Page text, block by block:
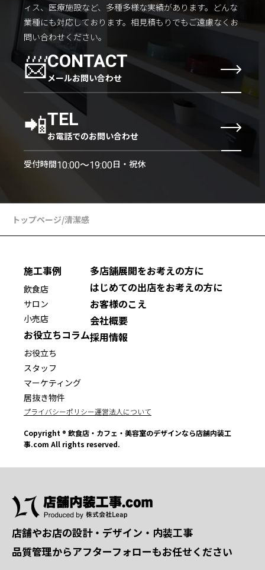
ィス、医療施設など、多種多様な実績があります。 どんな
業種にも対応しております。 相見積もりでもご遠慮なくお
問い合わせください。
📨CONTACT
メールお問い合わせ
📲TEL
お電話でのお問い合わせ
受付時間10:00〜19:00日・祝休
トップページ/清潔感
施工事例
飲食店
サロン
小売店
お役立ちコラム
お役立ち
スタッフ
マーケティング
居抜き物件
多店舗展開をお考えの方に
はじめての出店をお考えの方に
お客様のこえ
会社概要
採用情報
プライバシーポリシー運営法人について
Copyright ® 飲食店・カフェ・美容室のデザインなら店舗内装工
事.com All rights reserved.
店舗やお店の設計・デザイン・内装工事
品質管理からアフターフォローもお任せください